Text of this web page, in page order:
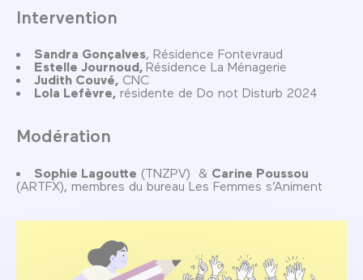
Intervention
Sandra Gonçalves, Résidence Fontevraud
Estelle Journoud, Résidence La Ménagerie
Judith Couvé, CNC
Lola Lefèvre, résidente de Do not Disturb 2024
Modération
Sophie Lagoutte (TNZPV) & Carine Poussou
(ARTFX), membres du bureau Les Femmes s’Animent